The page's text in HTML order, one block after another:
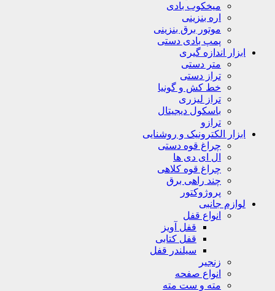
میخکوب بادی
اره بنزینی
موتور برق بنزینی
پمپ بادی دستی
ابزار اندازه گیری
متر دستی
تراز دستی
خط کش و گونیا
تراز لیزری
باسکول دیجیتال
ترازو
ابزار الکترونیک و روشنایی
چراغ قوه دستی
ال ای دی ها
چراغ قوه کلاهی
چند راهی برق
پروژوکتور
لوازم جانبی
انواع قفل
قفل آویز
قفل کتابی
سیلندر قفل
زنجیر
انواع صفحه
مته و ست مته